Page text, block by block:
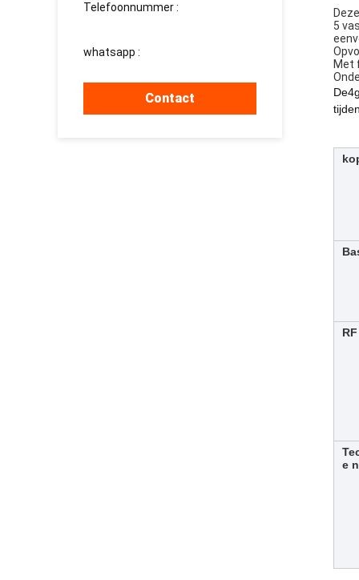
Telefoonnummer :
whatsapp :
Contact
5
Met
De
RF
e